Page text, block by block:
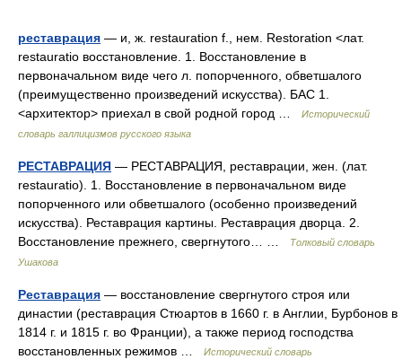
реставрация — и, ж. restauration f., нем. Restoration <лат.
restauratio восстановление. 1. Восстановление в
первоначальном виде чего л. попорченного, обветшалого
(преимущественно произведений искусства). БАС 1.
<архитектор> приехал в свой родной город …
Исторический
словарь галлицизмов русского языка
РЕСТАВРАЦИЯ — РЕСТАВРАЦИЯ, реставрации, жен. (лат.
restauratio). 1. Восстановление в первоначальном виде
попорченного или обветшалого (особенно произведений
искусства). Реставрация картины. Реставрация дворца. 2.
Восстановление прежнего, свергнутого… …
Толковый словарь
Ушакова
Реставрация — восстановление свергнутого строя или
династии (реставрация Стюартов в 1660 г. в Англии, Бурбонов в
1814 г. и 1815 г. во Франции), а также период господства
восстановленных режимов …
Исторический словарь